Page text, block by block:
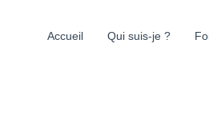
Accueil Qui suis-je ?